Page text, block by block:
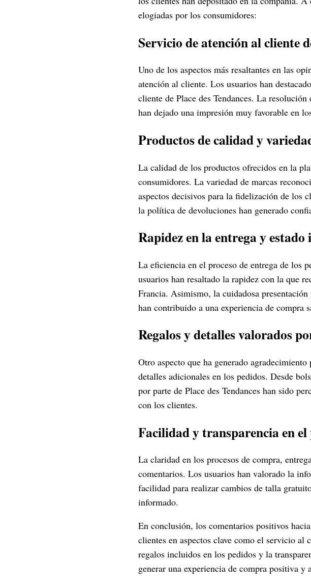
elogiadas por los consumidores:
Servicio de atención al cliente
Uno de los aspectos más resaltantes en las
atención al cliente. Los usuarios han
cliente de Place des Tendances. La
han dejado una impresión muy favorable en
Productos de calidad y
La calidad de los productos ofrecidos en la
consumidores. La variedad de marcas
aspectos decisivos para la fidelización de los
la política de devoluciones han generado
Rapidez en la entrega y
La eficiencia en el proceso de entrega de los
usuarios han resaltado la rapidez con la que
Francia. Asimismo, la cuidadosa
han contribuido a una experiencia de compra
Regalos y detalles valorados
Otro aspecto que ha generado
detalles adicionales en los pedidos. Desde
por parte de Place des Tendances han sido
con los clientes.
Facilidad y transparencia en el
La claridad en los procesos de compra,
comentarios. Los usuarios han valorado la
facilidad para realizar cambios de talla
informado.
En conclusión, los comentarios positivos
clientes en aspectos clave como el servicio
regalos incluidos en los pedidos y la
generar una experiencia de compra positiva y